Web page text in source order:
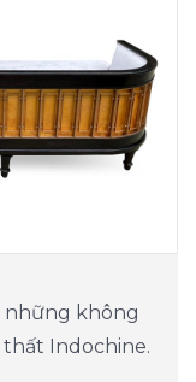
những không
Indochine.